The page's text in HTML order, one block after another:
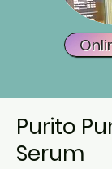
Purito
Serum